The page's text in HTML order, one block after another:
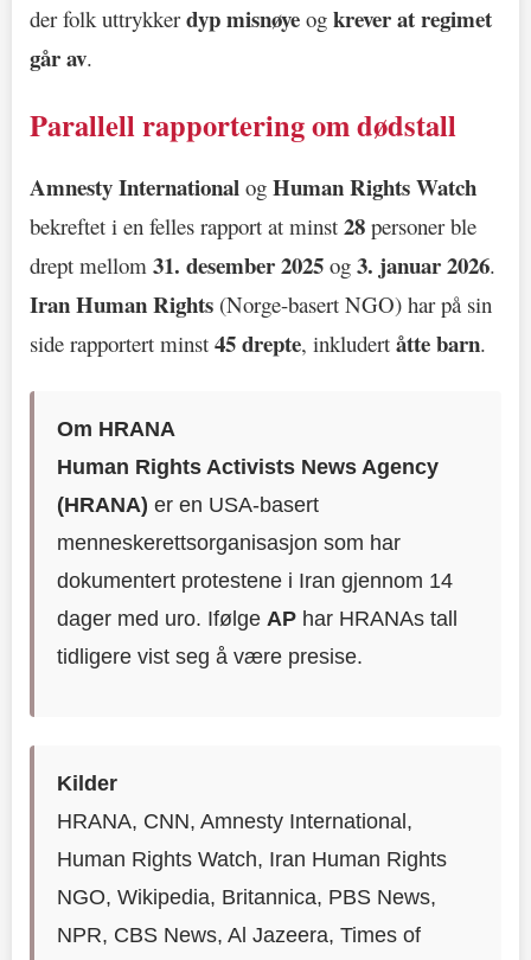
der folk uttrykkerdyp misnøye og krever at regimet
går av.
Parallell rapportering om dødstall
Amnesty International og Human Rights Watch
bekreftet i en felles rapport at minst 28 personer ble
drept mellom 31. desember 2025 og 3. januar 2026.
Iran Human Rights (Norge-basert NGO) har på sin
side rapportert minst 45 drepte, inkludert åtte barn.
Om HRANA
Human Rights Activists News Agency
(HRANA) er en USA-basert
menneskerettsorganisasjon som har
dokumentert protestene i Iran gjennom 14
dager med uro. Ifølge AP har HRANAs tall
tidligere vist seg å være presise.
Kilder
HRANA, CNN, Amnesty International,
Human Rights Watch, Iran Human Rights
NGO, Wikipedia, Britannica, PBS News,
NPR, CBS News, Al Jazeera, Times of